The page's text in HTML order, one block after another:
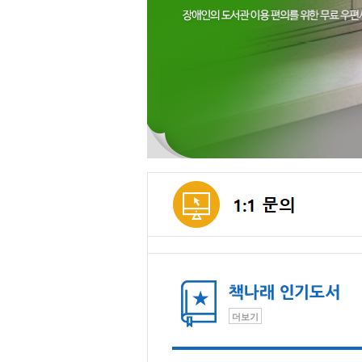
메인컨텐츠
더보기